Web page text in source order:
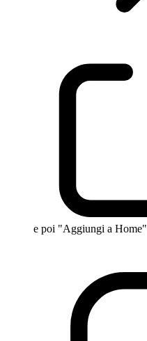
e poi "Aggiungi a Home"